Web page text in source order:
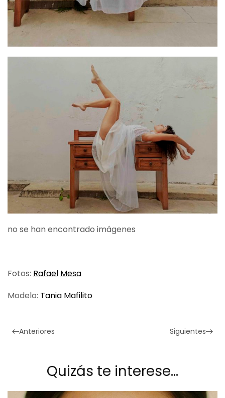
no se han encontrado imágenes
Fotos: Rafael Mesa
Modelo: Tania Mafilito
Anteriores Siguientes
Quizás te interese…